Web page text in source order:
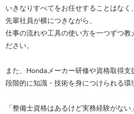
いきなりすべてをお任せすることはなく、
先輩社員が横につきながら、
仕事の流れや工具の使い方を一つずつ教
ださい。
また、Hondaメーカー研修や資格取得支
段階的に知識・技術を身につけられる環
「整備士資格はあるけど実務経験がない」